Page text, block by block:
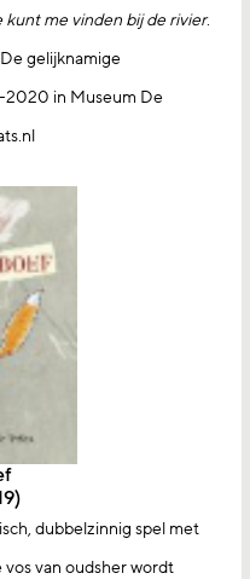
kunt me vinden bij de rivier.
gelijknamige
2020 in Museum De
dubbelzinnig spel met
van oudsher wordt